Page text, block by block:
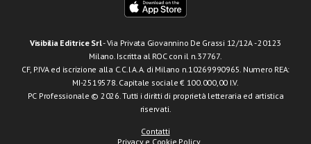
Visibilia Editrice Srl- Via Privata Giovannino De Grassi 12/12A - 20123
Milano. Iscritta al ROC con il n.37767.
CF, P.IVA ed iscrizione alla C.C.I.A.A. di Milano n.10269990965. Numero REA:
MI-2519578. Capitale sociale € 100.000,00 I.V.
PC Professionale © 2026. Tutti i diritti di proprietà letteraria ed artistica
riservati.
Contatti
Privacy e Cookie Policy